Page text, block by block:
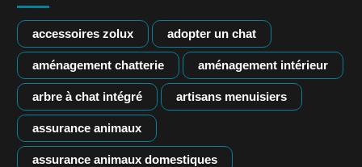
accessoires zolux adopter un chat
aménagement chatterie aménagement intérieur
arbre à chat intégré artisans menuisiers
assurance animaux
assurance animaux domestiques